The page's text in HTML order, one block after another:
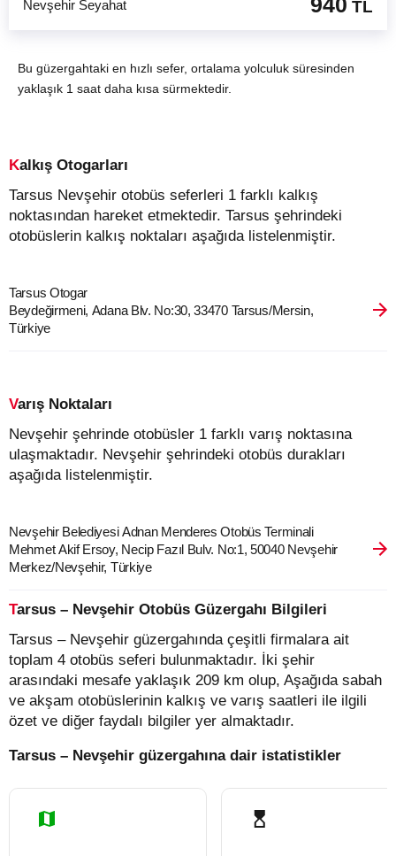
Nevşehir Seyahat TL
Bu güzergahtaki en hızlı sefer, ortalama yolculuk süresinden
yaklaşık 1 saat daha kısa sürmektedir.
Kalkış Otogarları
Tarsus Nevşehir otobüs seferleri 1 farklı kalkış
noktasından hareket etmektedir. Tarsus şehrindeki
otobüslerin kalkış noktaları aşağıda listelenmiştir.
Tarsus Otogar
Beydeğirmeni, Adana Blv. No:30, 33470 Tarsus/Mersin,
Türkiye
Varış Noktaları
Nevşehir şehrinde otobüsler 1 farklı varış noktasına
ulaşmaktadır. Nevşehir şehrindeki otobüs durakları
aşağıda listelenmiştir.
Nevşehir Belediyesi Adnan Menderes Otobüs Terminali
Mehmet Akif Ersoy, Necip Fazıl Bulv. No:1, 50040 Nevşehir
Merkez/Nevşehir, Türkiye
Tarsus – Nevşehir Otobüs Güzergahı Bilgileri
Tarsus – Nevşehir güzergahında çeşitli firmalara ait
toplam 4 otobüs seferi bulunmaktadır. İki şehir
arasındaki mesafe yaklaşık 209 km olup, Aşağıda sabah
ve akşam otobüslerinin kalkış ve varış saatleri ile ilgili
özet ve diğer faydalı bilgiler yer almaktadır.
Tarsus – Nevşehir güzergahına dair istatistikler